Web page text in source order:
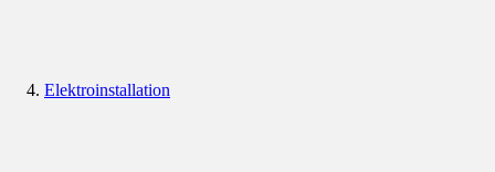
Elektroinstallation